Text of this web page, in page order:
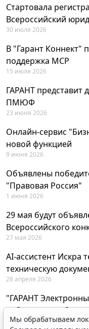
Стартовала
Всероссийский
30 июля 2026
В "Гарант Коннект"
поддержка MCP
15 июля 2026
ГАРАНТ представит
ПМЮФ
23 июня 2026
Онлайн-сервис
новой функцией
9 июня 2026
Объявлены
"Правовая Россия"
1 июня 2026
29 мая будут
Всероссийского
27 мая 2026
AI-ассистент Искра
техническую
28 апреля 2026
"ГАРАНТ
вебинар по работе
23 апреля 2026
Мы обрабатываем